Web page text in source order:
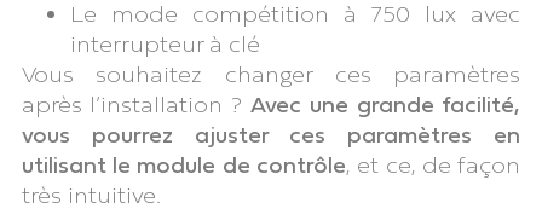
Le mode compétition à 750 lux avec
interrupteur à clé
Vous souhaitez changer ces paramètres
après l’installation ? Avec une grande facilité,
vous pourrez ajuster ces paramètres en
utilisant le module de contrôle, et ce, de façon
très intuitive.